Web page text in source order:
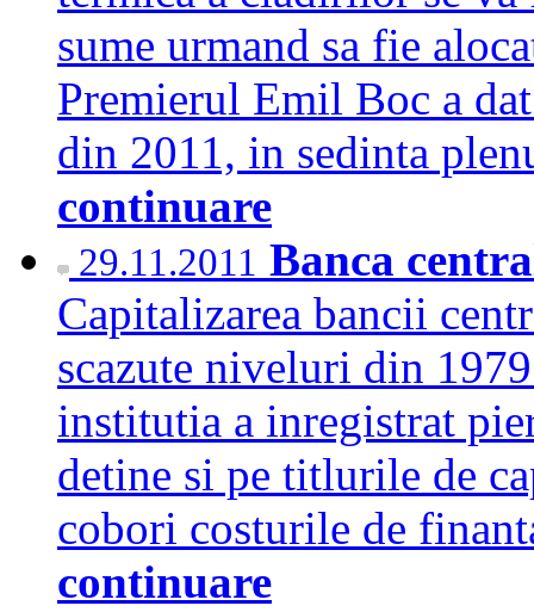
sume urmand sa fie
Premierul Emil Boc a
din 2011, in sedinta
continuare
29.11.2011 Banca
Capitalizarea bancii
scazute niveluri din
institutia a inregistrat
detine si pe titlurile de
cobori costurile de
continuare